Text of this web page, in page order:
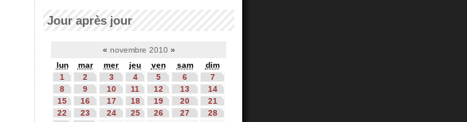
Jour après jour
« novembre 2010 »
lun
mar mer jeu ven sam
dim
1
2 3 4 5 6
7
8
9 10 11 12 13
14
15
16 17 18 19 20
21
22
23 24 25 26 27
28